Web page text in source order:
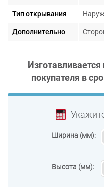
Тип открывания
Дополнительно
покупателя в
Ширина (мм):
Высота (мм):